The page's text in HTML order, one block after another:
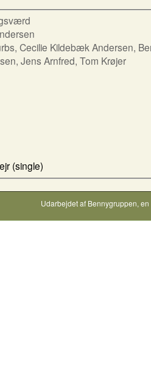
Cecilie Kildebæk Andersen,
Jens Arnfred, Tom Krøjer
(single)
Udarbejdet af Bennygruppen,